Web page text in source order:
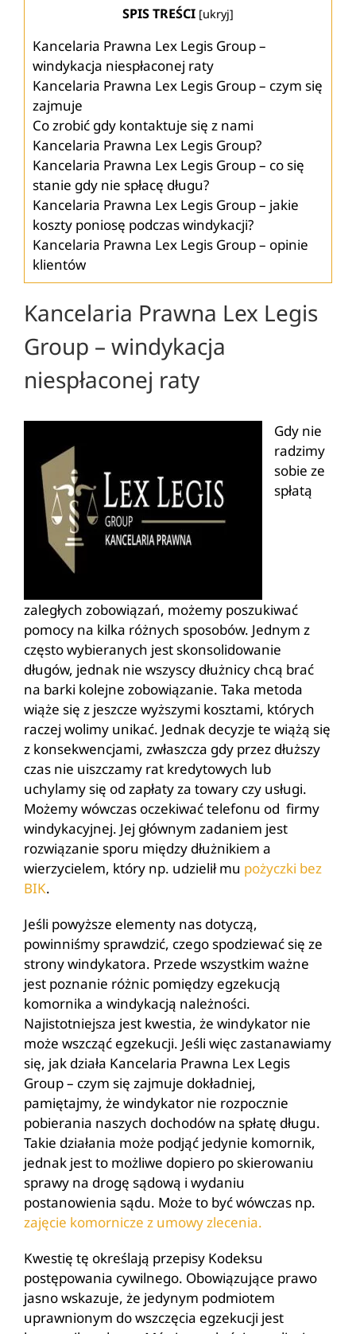
SPIS TREŚCI [ukryj]
Kancelaria Prawna Lex Legis Group –
windykacja niespłaconej raty
Kancelaria Prawna Lex Legis Group – czym się
zajmuje
Co zrobić gdy kontaktuje się z nami
Kancelaria Prawna Lex Legis Group?
Kancelaria Prawna Lex Legis Group – co się
stanie gdy nie spłacę długu?
Kancelaria Prawna Lex Legis Group – jakie
koszty poniosę podczas windykacji?
Kancelaria Prawna Lex Legis Group – opinie
klientów
Kancelaria Prawna Lex Legis
Group – windykacja
niespłaconej raty
Gdy nie
radzimy
sobie ze
spłatą
zaległych zobowiązań, możemy poszukiwać
pomocy na kilka różnych sposobów. Jednym z
często wybieranych jest skonsolidowanie
długów, jednak nie wszyscy dłużnicy chcą brać
na barki kolejne zobowiązanie. Taka metoda
wiąże się z jeszcze wyższymi kosztami, których
raczej wolimy unikać. Jednak decyzje te wiążą się
z konsekwencjami, zwłaszcza gdy przez dłuższy
czas nie uiszczamy rat kredytowych lub
uchylamy się od zapłaty za towary czy usługi.
Możemy wówczas oczekiwać telefonu od firmy
windykacyjnej. Jej głównym zadaniem jest
rozwiązanie sporu między dłużnikiem a
wierzycielem, który np. udzielił mu pożyczki bez
BIK.
Jeśli powyższe elementy nas dotyczą,
powinniśmy sprawdzić, czego spodziewać się ze
strony windykatora. Przede wszystkim ważne
jest poznanie różnic pomiędzy egzekucją
komornika a windykacją należności.
Najistotniejsza jest kwestia, że windykator nie
może wszcząć egzekucji. Jeśli więc zastanawiamy
się, jak działa Kancelaria Prawna Lex Legis
Group – czym się zajmuje dokładniej,
pamiętajmy, że windykator nie rozpocznie
pobierania naszych dochodów na spłatę długu.
Takie działania może podjąć jedynie komornik,
jednak jest to możliwe dopiero po skierowaniu
sprawy na drogę sądową i wydaniu
postanowienia sądu. Może to być wówczas np.
zajęcie komornicze z umowy zlecenia.
Kwestię tę określają przepisy Kodeksu
postępowania cywilnego. Obowiązujące prawo
jasno wskazuje, że jedynym podmiotem
uprawnionym do wszczęcia egzekucji jest